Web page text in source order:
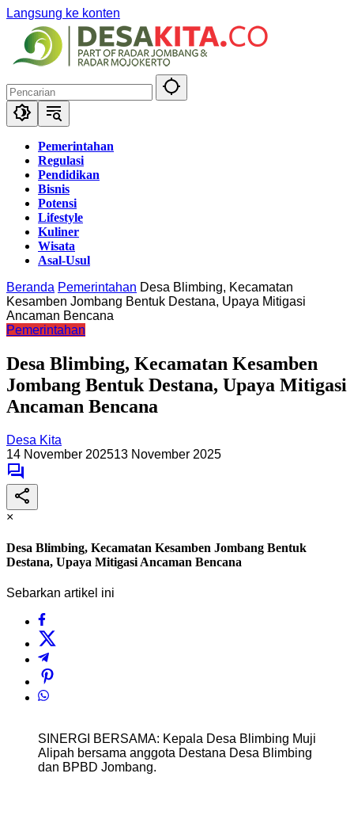
Langsung ke konten
Pemerintahan
Regulasi
Pendidikan
Bisnis
Potensi
Lifestyle
Kuliner
Wisata
Asal-Usul
Beranda Pemerintahan Desa Blimbing, Kecamatan
Kesamben Jombang Bentuk Destana, Upaya Mitigasi
Ancaman Bencana
Pemerintahan
Desa Blimbing, Kecamatan Kesamben
Jombang Bentuk Destana, Upaya Mitigasi
Ancaman Bencana
Desa Kita
14 November 202513 November 2025
×
Desa Blimbing, Kecamatan Kesamben Jombang Bentuk
Destana, Upaya Mitigasi Ancaman Bencana
Sebarkan artikel ini
SINERGI BERSAMA: Kepala Desa Blimbing Muji
Alipah bersama anggota Destana Desa Blimbing
dan BPBD Jombang.